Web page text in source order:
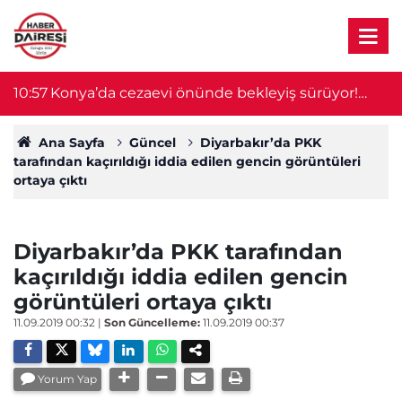
10:39 Emekli öğretmen Müjgan Erdem’den acı
haber
Ana Sayfa Güncel
Diyarbakır’da PKK
tarafından kaçırıldığı iddia edilen gencin görüntüleri
ortaya çıktı
Diyarbakır’da PKK tarafından
kaçırıldığı iddia edilen gencin
görüntüleri ortaya çıktı
11.09.2019 00:32 | Son Güncelleme: 11.09.2019 00:37
Yorum Yap